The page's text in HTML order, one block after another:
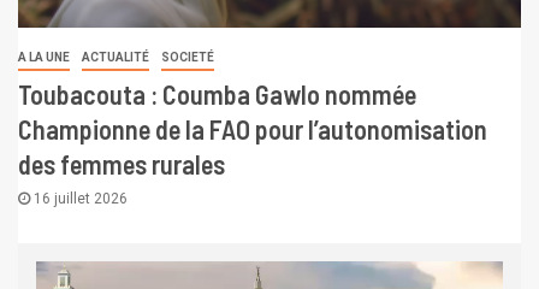
A LA UNE ACTUALITÉ SOCIETÉ
Toubacouta : Coumba Gawlo nommée
Championne de la FAO pour l’autonomisation
des femmes rurales
16 juillet 2026